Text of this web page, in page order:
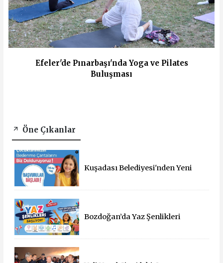
Efeler'de Pınarbaşı'nda Yoga ve Pilates
Buluşması
Öne Çıkanlar
Kuşadası Belediyesi'nden Yeni
Bozdoğan’da Yaz Şenlikleri